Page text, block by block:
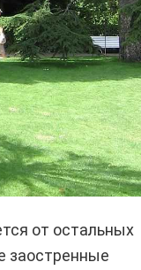
от остальных
заостренные